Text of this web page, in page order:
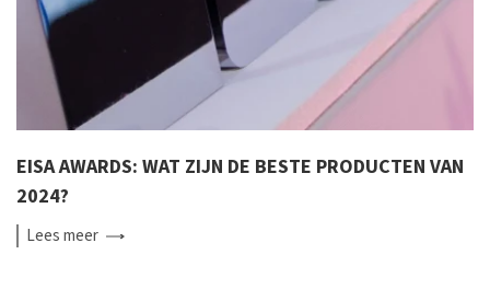
EISA AWARDS: WAT ZIJN DE BESTE PRODUCTEN VAN
2024?
Leesmeer